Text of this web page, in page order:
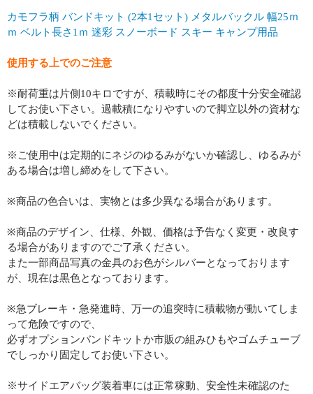
カモフラ柄 バンドキット (2本1セット) メタルバックル 幅25ｍ
ｍ ベルト長さ1ｍ 迷彩 スノーボード スキー キャンプ用品
使用する上でのご注意
※耐荷重は片側10キロですが、積載時にその都度十分安全確認
してお使い下さい。過載積になりやすいので脚立以外の資材な
どは積載しないでください。
※ご使用中は定期的にネジのゆるみがないか確認し、ゆるみが
ある場合は増し締めをして下さい。
※商品の色合いは、実物とは多少異なる場合があります。
※商品のデザイン、仕様、外観、価格は予告なく変更・改良す
る場合がありますのでご了承ください。
また一部商品写真の金具のお色がシルバーとなっております
が、現在は黒色となっております。
※急ブレーキ・急発進時、万一の追突時に積載物が動いてしま
って危険ですので、
必ずオプションバンドキットか市販の組みひもやゴムチューブ
でしっかり固定してお使い下さい。
※サイドエアバッグ装着車には正常稼動、安全性未確認のた